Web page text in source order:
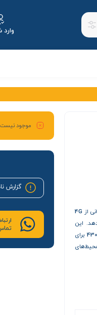
از 4G
این
برای
موجود نیست
گزارش